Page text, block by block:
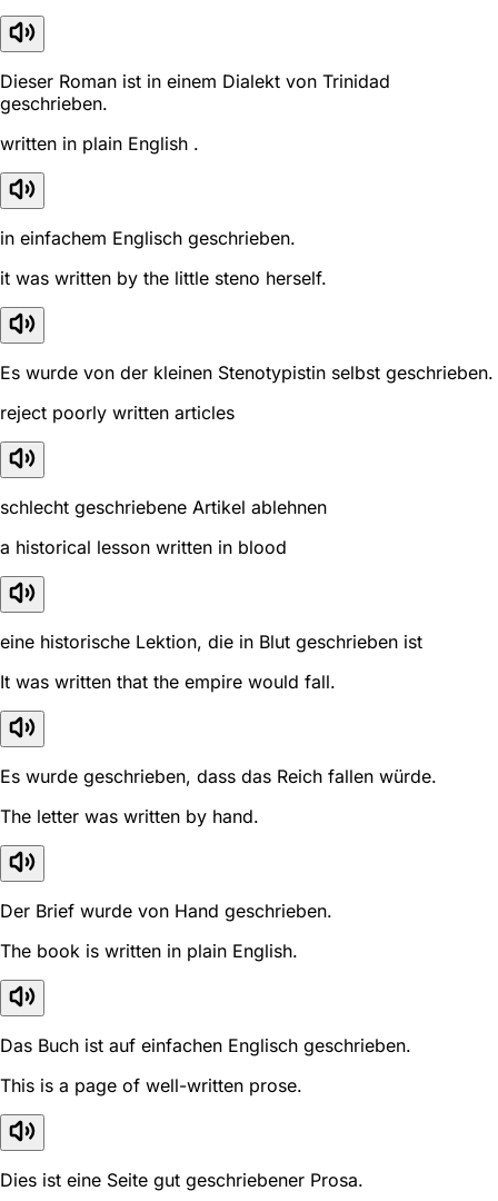
Dieser Roman ist in einem Dialekt von Trinidad
geschrieben.
written in plain English .
in einfachem Englisch geschrieben.
it was written by the little steno herself.
Es wurde von der kleinen Stenotypistin selbst geschrieben.
reject poorly written articles
schlecht geschriebene Artikel ablehnen
a historical lesson written in blood
eine historische Lektion, die in Blut geschrieben ist
It was written that the empire would fall.
Es wurde geschrieben, dass das Reich fallen würde.
The letter was written by hand.
Der Brief wurde von Hand geschrieben.
The book is written in plain English.
Das Buch ist auf einfachen Englisch geschrieben.
This is a page of well-written prose.
Dies ist eine Seite gut geschriebener Prosa.